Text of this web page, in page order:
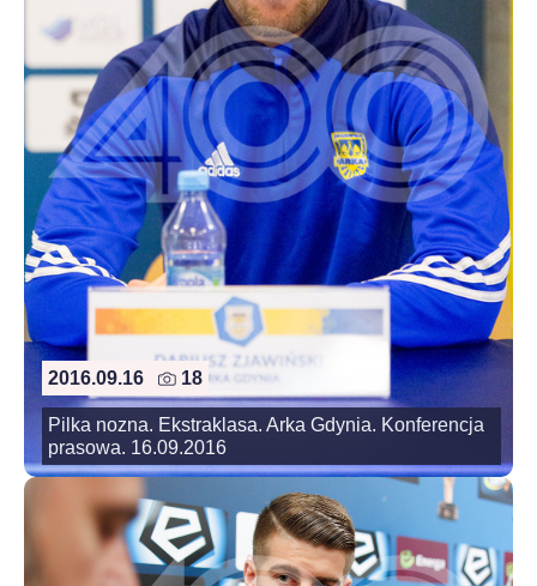
2016.09.16 18
Pilka nozna. Ekstraklasa. Arka Gdynia. Konferencja
prasowa. 16.09.2016